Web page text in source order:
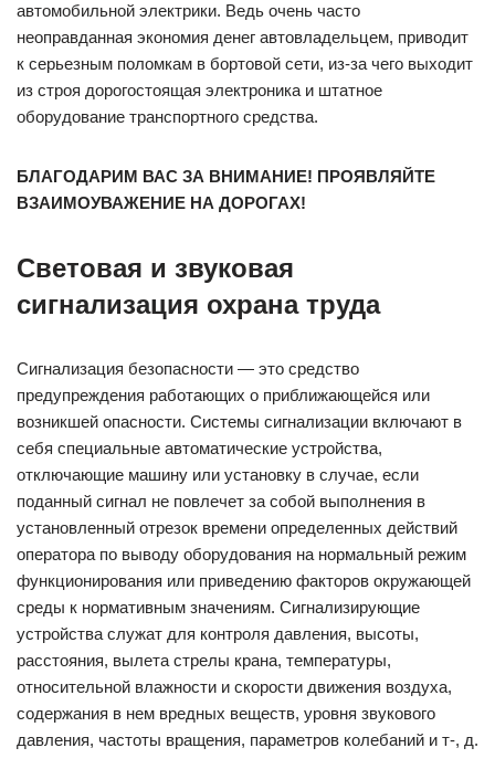
автомобильной электрики. Ведь очень часто
неоправданная экономия денег автовладельцем, приводит
к серьезным поломкам в бортовой сети, из-за чего выходит
из строя дорогостоящая электроника и штатное
оборудование транспортного средства.
БЛАГОДАРИМ ВАС ЗА ВНИМАНИЕ! ПРОЯВЛЯЙТЕ
ВЗАИМОУВАЖЕНИЕ НА ДОРОГАХ!
Световая и звуковая
сигнализация охрана труда
Сигнализация безопасности — это средство
предупреждения работающих о приближающейся или
возникшей опасности. Системы сигнализации включают в
себя специальные автоматические устройства,
отключающие машину или установку в случае, если
поданный сигнал не повлечет за собой выполнения в
установленный отрезок времени определенных действий
оператора по выводу оборудования на нормальный режим
функционирования или приведению факторов окружающей
среды к нормативным значениям. Сигнализирующие
устройства служат для контроля давления, высоты,
расстояния, вылета стрелы крана, температуры,
относительной влажности и скорости движения воздуха,
содержания в нем вредных веществ, уровня звукового
давления, частоты вращения, параметров колебаний и т-, д.